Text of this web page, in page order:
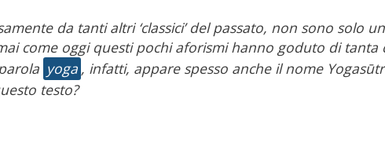
da tanti altri ‘classici’ del passato, non sono solo
come oggi questi pochi aforismi hanno goduto di tanta
yoga , infatti, appare spesso anche il nome
testo?